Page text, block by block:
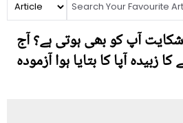
آپ کو بھی ہوتی ہے؟ آج
آپا کا بتایا ہوا آزمودہ